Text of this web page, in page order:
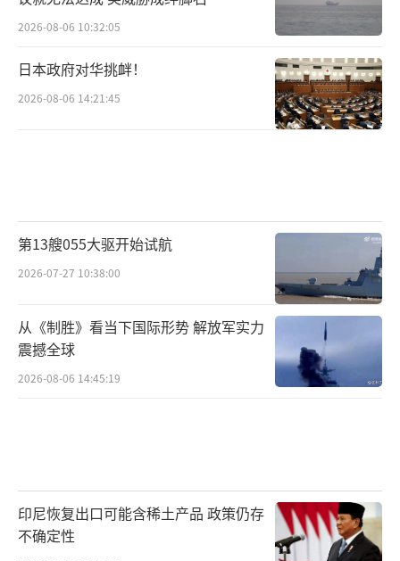
2026-08-06 10:32:05
日本政府对华挑衅！
2026-08-06 14:21:45
第13艘055大驱开始试航
2026-07-27 10:38:00
从《制胜》看当下国际形势 解放军实力
震撼全球
2026-08-06 14:45:19
印尼恢复出口可能含稀土产品 政策仍存
不确定性